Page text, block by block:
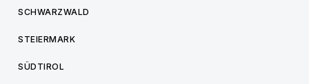
SCHWARZWALD
STEIERMARK
SÜDTIROL